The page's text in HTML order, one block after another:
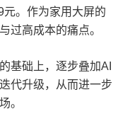
。作为家用大屏的
过高成本的痛点。
基础上，逐步叠加AI
代升级，从而进一步
。